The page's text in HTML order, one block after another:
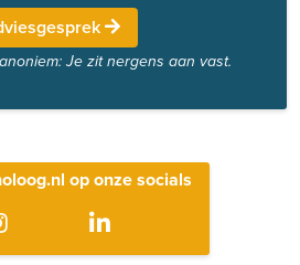
Je zit nergens aan vast.
op onze socials